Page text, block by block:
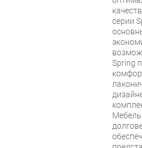
серии
Spring
Мебель